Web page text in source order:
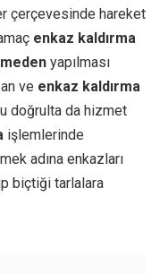
çerçevesinde hareket
enkaz kaldırma
yapılması
ve enkaz kaldırma
doğrulta da hizmet
işlemlerinde
adına enkazları
biçtiği tarlalara